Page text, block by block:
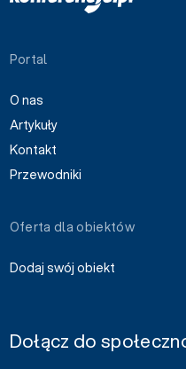
Portal
O nas
Artykuły
Kontakt
Przewodniki
Oferta dla obiektów
Dodaj swój obiekt
Dołącz do